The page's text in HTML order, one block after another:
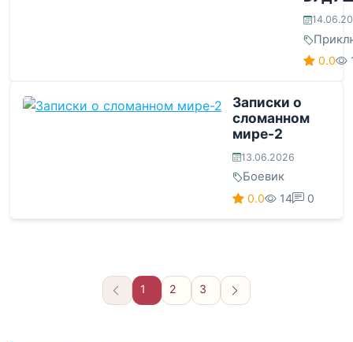
0.0
Записки о
сломанном
мире-2
13.06.2026
Боевик
0.0 14 0
1 2 3
Вперёд